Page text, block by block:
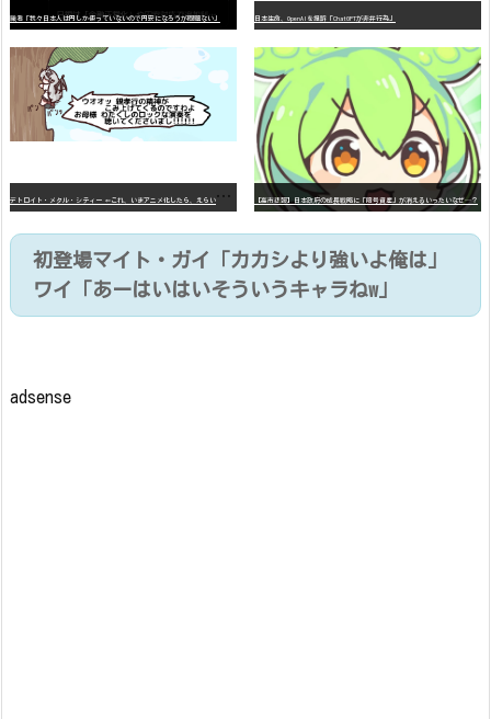
識者「我々日本人は円しか使っていないので円安になろうが問題ない」 日本生命、OpenAIを提訴「ChatGPTが非弁行為」
デ
トロイト・メタル・シティー ⇐これ、いまアニメ化したら、えらいことになってたよな？ 【高市悲報】日本政府の成長戦略に「暗号資産」が消えるいったいなぜ…？
初登場マイト・ガイ「カカシより強いよ俺は」
ワイ「あーはいはいそういうキャラねw」
adsense